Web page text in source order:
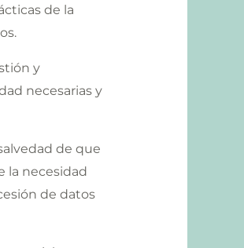
de la
y
necesarias y
de que
la necesidad
de datos